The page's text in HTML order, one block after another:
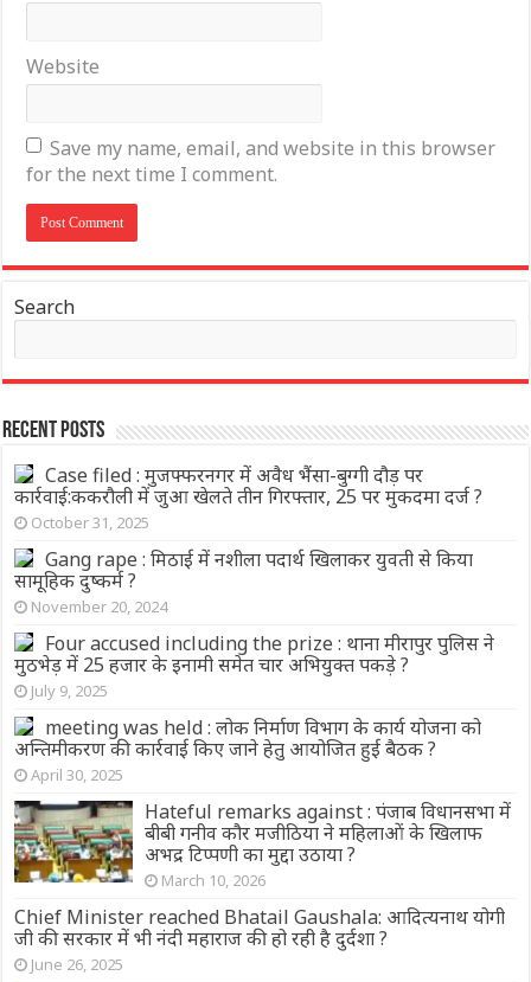
Website
Save my name, email, and website in this browser
for the next time I comment.
Search
Recent Posts
Case filed : मुजफ्फरनगर में अवैध भैंसा-बुग्गी दौड़ पर
कार्रवाई:ककरौली में जुआ खेलते तीन गिरफ्तार, 25 पर मुकदमा दर्ज ?
October 31, 2025
Gang rape : मिठाई में नशीला पदार्थ खिलाकर युवती से किया
सामूहिक दुष्कर्म ?
November 20, 2024
Four accused including the prize : थाना मीरापुर पुलिस ने
मुठभेड़ में 25 हजार के इनामी समेत चार अभियुक्त पकड़े ?
July 9, 2025
meeting was held : लोक निर्माण विभाग के कार्य योजना को
अन्तिमीकरण की कार्रवाई किए जाने हेतु आयोजित हुई बैठक ?
April 30, 2025
Hateful remarks against : पंजाब विधानसभा में
बीबी गनीव कौर मजीठिया ने महिलाओं के खिलाफ
अभद्र टिप्पणी का मुद्दा उठाया ?
March 10, 2026
Chief Minister reached Bhatail Gaushala: आदित्यनाथ योगी
जी की सरकार में भी नंदी महाराज की हो रही है दुर्दशा ?
June 26, 2025